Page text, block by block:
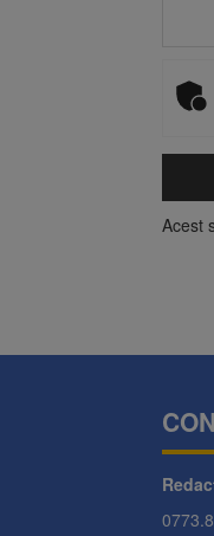
Acest